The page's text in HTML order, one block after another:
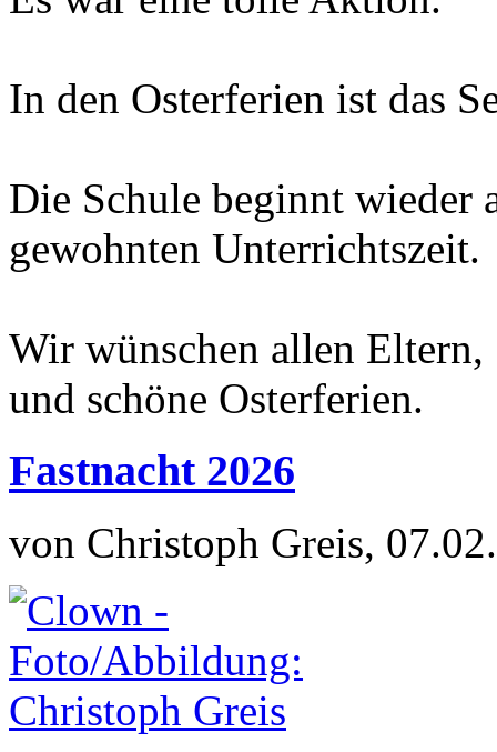
In den Osterferien ist das
Die Schule beginnt wieder
gewohnten Unterrichtszeit.
Wir wünschen allen
und schöne Osterferien.
Fastnacht 2026
von Christoph Greis,